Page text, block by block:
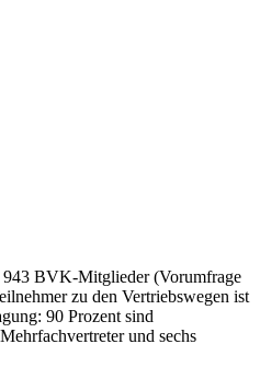
BVK-Mitglieder (Vorumfrage
zu den Vertriebswegen ist
90 Prozent sind
und sechs